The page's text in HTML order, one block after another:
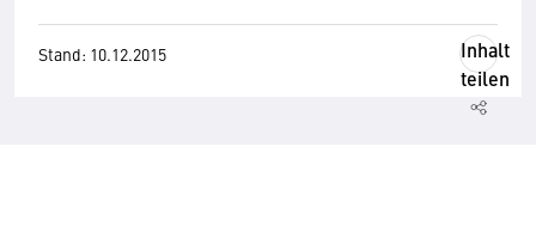
Stand: 10.12.2015
Inhalt
teilen